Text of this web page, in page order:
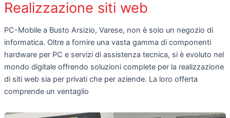
Realizzazione siti web
PC-Mobile a Busto Arsizio, Varese, non è solo un negozio di
informatica. Oltre a fornire una vasta gamma di componenti
hardware per PC e servizi di assistenza tecnica, si è evoluto nel
mondo digitale offrendo soluzioni complete per la realizzazione
di siti web sia per privati che per aziende. La loro offerta
comprende un ventaglio